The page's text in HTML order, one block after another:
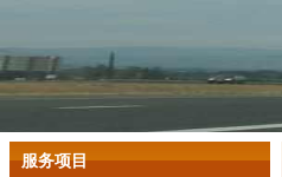
服务项目